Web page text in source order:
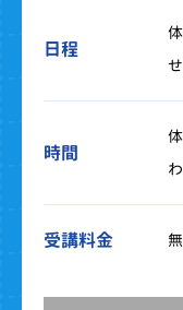
日程
時間
受講料金